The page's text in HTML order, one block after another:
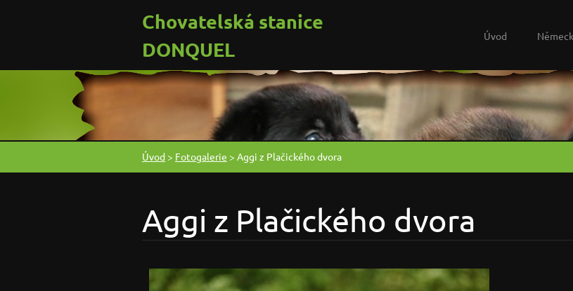
Chovatelská stanice
DONQUEL
Úvod
Úvod > Fotogalerie > Aggi z Plačického dvora
Aggi z Plačického dvora